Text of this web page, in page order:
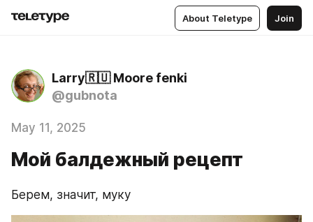
About Teletype Join
Larry🇷🇺 Moore fenki
@gubnota
May 11, 2025
Мой балдежный рецепт
Берем, значит, муку